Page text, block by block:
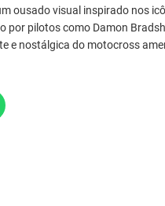
ousado visual inspirado nos
por pilotos como Damon
e nostálgica do motocross